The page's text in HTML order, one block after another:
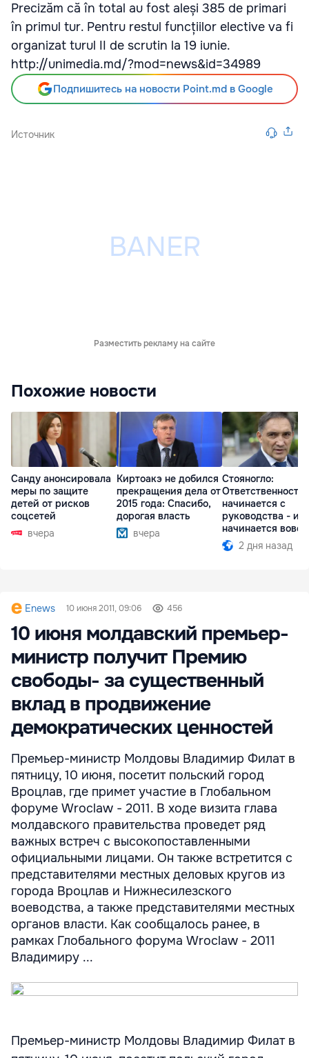
Precizăm că în total au fost aleși 385 de primari
în primul tur. Pentru restul funcțiilor elective va fi
organizat turul II de scrutin la 19 iunie.
http://unimedia.md/?mod=news&id=34989
Подпишитесь на новости Point.md в Google
Источник
Разместить рекламу на сайте
Похожие новости
Санду анонсировала
меры по защите
детей от рисков
соцсетей
вчера
Киртоакэ не добился
прекращения дела от
2015 года: Спасибо,
дорогая власть
вчера
Стояногло:
Ответственность
начинается с
руководства -
начинается вовсе
2 дня назад
Enews 10 июня 2011, 09:06 456
10 июня молдавский премьер-
министр получит Премию
свободы- за существенный
вклад в продвижение
демократических ценностей
Премьер-министр Молдовы Владимир Филат в
пятницу, 10 июня, посетит польский город
Вроцлав, где примет участие в Глобальном
форуме Wroclaw - 2011. В ходе визита глава
молдавского правительства проведет ряд
важных встреч с высокопоставленными
официальными лицами. Он также встретится с
представителями местных деловых кругов из
города Вроцлав и Нижнесилезского
воеводства, а также представителями местных
органов власти. Как сообщалось ранее, в
рамках Глобального форума Wroclaw - 2011
Владимиру ...
Премьер-министр Молдовы Владимир Филат в